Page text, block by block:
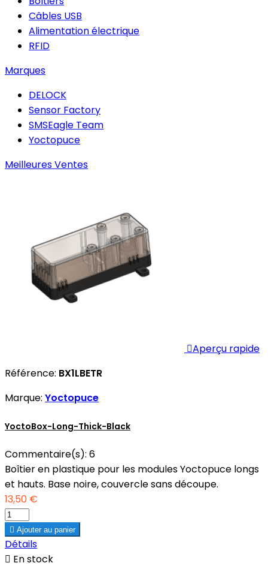
Câbles USB
Alimentation électrique
RFID
Marques
DELOCK
Sensor Factory
SMSEagle Team
Yoctopuce
Meilleures Ventes
Aperçu rapide
Référence: BX1LBETR
Marque: Yoctopuce
YoctoBox-Long-Thick-Black
Commentaire(s): 6
Boîtier en plastique pour les modules Yoctopuce longs
et hauts. Base noire, couvercle sans découpe.
13,50 €
 Ajouter au panier
Détails
 En stock